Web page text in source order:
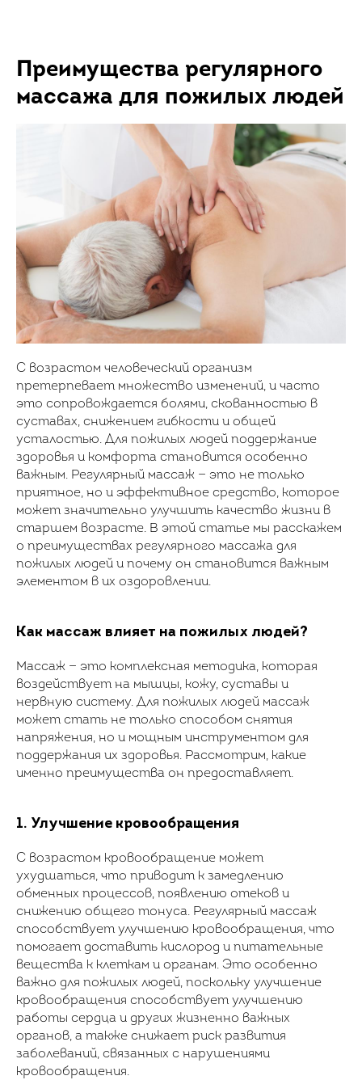
Преимущества регулярного
массажа для пожилых людей
С возрастом человеческий организм
претерпевает множество изменений, и часто
это сопровождается болями, скованностью в
суставах, снижением гибкости и общей
усталостью. Для пожилых людей поддержание
здоровья и комфорта становится особенно
важным. Регулярный массаж — это не только
приятное, но и эффективное средство, которое
может значительно улучшить качество жизни в
старшем возрасте. В этой статье мы расскажем
о преимуществах регулярного массажа для
пожилых людей и почему он становится важным
элементом в их оздоровлении.
Как массаж влияет на пожилых людей?
Массаж — это комплексная методика, которая
воздействует на мышцы, кожу, суставы и
нервную систему. Для пожилых людей массаж
может стать не только способом снятия
напряжения, но и мощным инструментом для
поддержания их здоровья. Рассмотрим, какие
именно преимущества он предоставляет.
1. Улучшение кровообращения
С возрастом кровообращение может
ухудшаться, что приводит к замедлению
обменных процессов, появлению отеков и
снижению общего тонуса. Регулярный массаж
способствует улучшению кровообращения, что
помогает доставить кислород и питательные
вещества к клеткам и органам. Это особенно
важно для пожилых людей, поскольку улучшение
кровообращения способствует улучшению
работы сердца и других жизненно важных
органов, а также снижает риск развития
заболеваний, связанных с нарушениями
кровообращения.